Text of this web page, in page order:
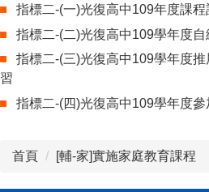
指標二-(一)光復高中109年度課
指標二-(二)光復高中109學年度
指標二-(三)光復高中109學年度
習
指標二-(四)光復高中109學年度
首頁 [輔-家]實施家庭教育課程